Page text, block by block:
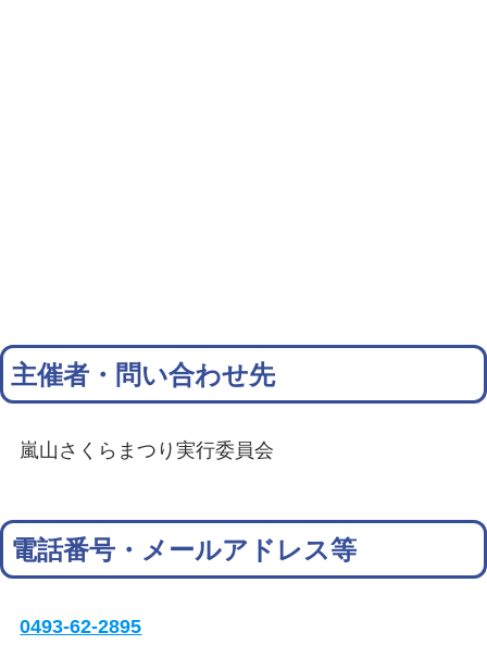
主催者・問い合わせ先
嵐山さくらまつり実行委員会
電話番号・メールアドレス等
0493-62-2895